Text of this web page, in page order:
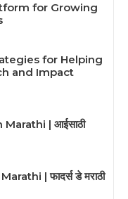
for Growing
for Helping
and Impact
| आईसाठी
| फादर्स डे मराठी